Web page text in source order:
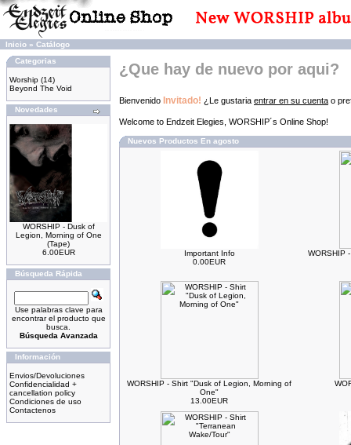
Inicio » Catálogo
Categorias
Worship (14)
Beyond The Void
Novedades
WORSHIP - Dusk of
Legion, Morning of One
(Tape)
6.00EUR
Búsqueda Rápida
Use palabras clave para
encontrar el producto que
busca.
Búsqueda Avanzada
Información
Envios/Devoluciones
Confidencialidad +
cancellation policy
Condiciones de uso
Contactenos
¿Que hay de nuevo por aqui?
Bienvenido Invitado! ¿Le gustaria entrar en su cuenta o
Welcome to Endzeit Elegies, WORSHIP´s Online Shop!
Nuevos Productos En agosto
Important Info
0.00EUR
WORSHIP
WORSHIP - Shirt "Dusk of Legion, Morning of
One"
13.00EUR